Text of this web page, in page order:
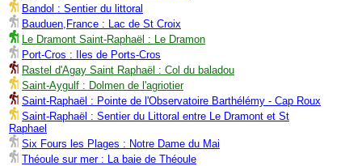
Bandol : Sentier du littoral
Bauduen,France : Lac de St Croix
Le Dramont Saint-Raphaël : Le Dramon
Port-Cros : Iles de Ports-Cros
Rastel d'Agay Saint Raphaël : Col du baladou
Saint-Aygulf : Dolmen de l'agriotier
Saint-Raphaël : Pointe de l'Observatoire Barthélémy - Cap Roux
Saint-Raphaël : Sentier du Littoral entre Le Dramont et St
Raphael
Six Fours les Plages : Notre Dame du Mai
Théoule sur mer : La baie de Théoule